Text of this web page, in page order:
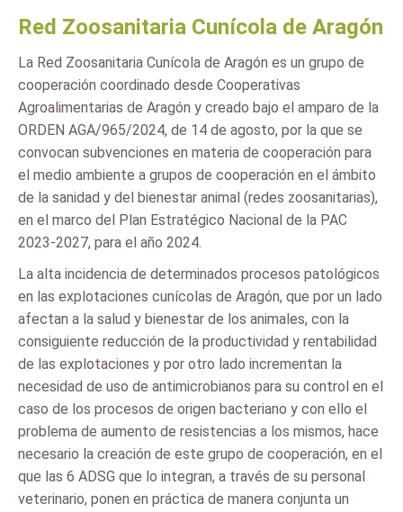
Red Zoosanitaria Cunícola de Aragón
La Red Zoosanitaria Cunícola de Aragón es un grupo de
cooperación coordinado desde Cooperativas
Agroalimentarias de Aragón y creado bajo el amparo de la
ORDEN AGA/965/2024, de 14 de agosto, por la que se
convocan subvenciones en materia de cooperación para
el medio ambiente a grupos de cooperación en el ámbito
de la sanidad y del bienestar animal (redes zoosanitarias),
en el marco del Plan Estratégico Nacional de la PAC
2023-2027, para el año 2024.
La alta incidencia de determinados procesos patológicos
en las explotaciones cunícolas de Aragón, que por un lado
afectan a la salud y bienestar de los animales, con la
consiguiente reducción de la productividad y rentabilidad
de las explotaciones y por otro lado incrementan la
necesidad de uso de antimicrobianos para su control en el
caso de los procesos de origen bacteriano y con ello el
problema de aumento de resistencias a los mismos, hace
necesario la creación de este grupo de cooperación, en el
que las 6 ADSG que lo integran, a través de su personal
veterinario, ponen en práctica de manera conjunta un